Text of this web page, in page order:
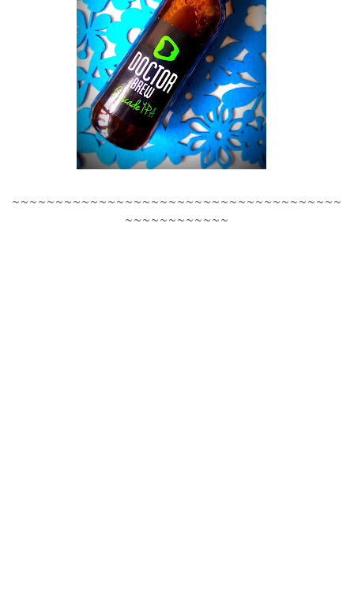
~~~~~~~~~~~~~~~~~~~~~~~~~~~~~~~~~~~~~~
~~~~~~~~~~~~